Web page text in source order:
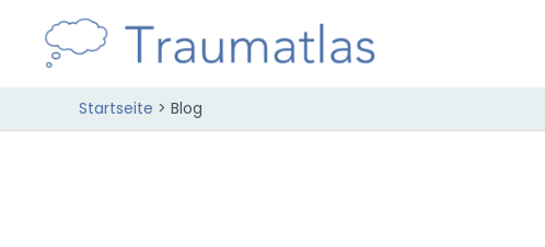
Inhalt
springen
Startseite Blog